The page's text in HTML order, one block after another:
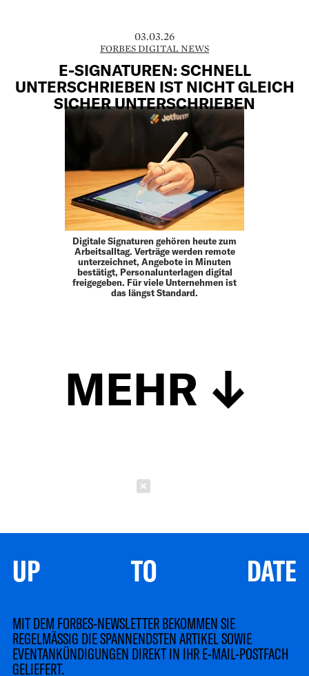
03.03.26
FORBES DIGITAL NEWS
E-SIGNATUREN: SCHNELL
UNTERSCHRIEBEN IST NICHT GLEICH
SICHER UNTERSCHRIEBEN
Digitale Signaturen gehören heute zum
Arbeitsalltag. Verträge werden remote
unterzeichnet, Angebote in Minuten
bestätigt, Personalunterlagen digital
freigegeben. Für viele Unternehmen ist
das längst Standard.
MEHR
UP TO DATE
MIT DEM FORBES-NEWSLETTER BEKOMMEN SIE
REGELMÄSSIG DIE SPANNENDSTEN ARTIKEL SOWIE
EVENTANKÜNDIGUNGEN DIREKT IN IHR E-MAIL-POSTFACH
GELIEFERT.